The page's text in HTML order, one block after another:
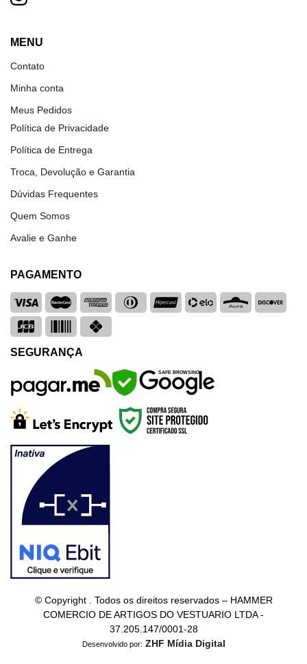
MENU
Contato
Minha conta
Meus Pedidos
Política de Privacidade
Política de Entrega
Troca, Devolução e Garantia
Dúvidas Frequentes
Quem Somos
Avalie e Ganhe
PAGAMENTO
SEGURANÇA
SAFE BROWSING
© Copyright . Todos os direitos reservados – HAMMER
COMERCIO DE ARTIGOS DO VESTUARIO LTDA -
37.205.147/0001-28
Desenvolvido por: ZHF Mídia Digital